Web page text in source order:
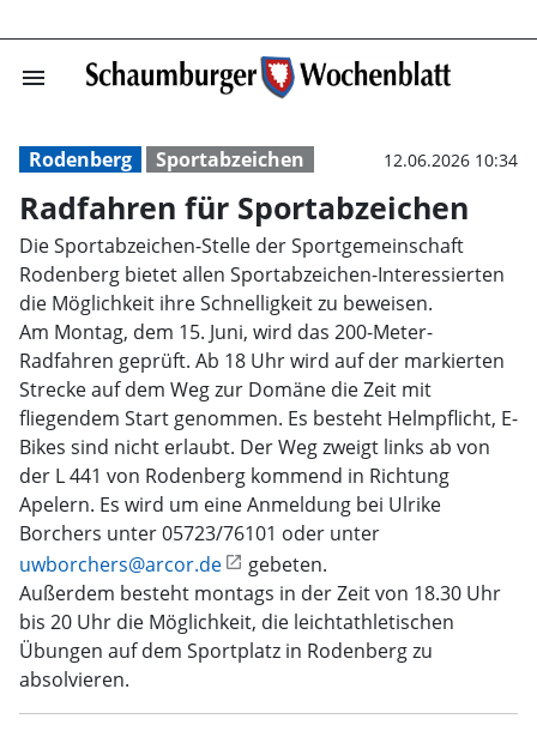
menu Radfahren für
Rodenberg Sportabzeichen 12.06.2026 10:34
Radfahren für Sportabzeichen
Die Sportabzeichen-Stelle der Sportgemeinschaft
Rodenberg bietet allen Sportabzeichen-Interessierten
die Möglichkeit ihre Schnelligkeit zu beweisen.
Am Montag, dem 15. Juni, wird das 200-Meter-
Radfahren geprüft. Ab 18 Uhr wird auf der markierten
Strecke auf dem Weg zur Domäne die Zeit mit
fliegendem Start genommen. Es besteht Helmpflicht, E-
Bikes sind nicht erlaubt. Der Weg zweigt links ab von
der L 441 von Rodenberg kommend in Richtung
Apelern. Es wird um eine Anmeldung bei Ulrike
Borchers unter 05723/76101 oder unter
uwborchers@arcor.de
gebeten.
Außerdem besteht montags in der Zeit von 18.30 Uhr
bis 20 Uhr die Möglichkeit, die leichtathletischen
Übungen auf dem Sportplatz in Rodenberg zu
absolvieren.